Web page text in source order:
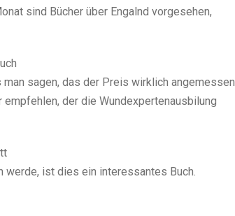
sind Bücher über Engalnd vorgesehen,
sagen, das der Preis wirklich angemessen
der die Wundexpertenausbilung
werde, ist dies ein interessantes Buch.